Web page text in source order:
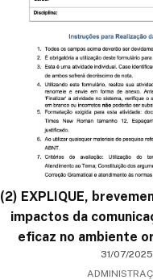
(2) EXPLIQUE,
impactos da
eficaz no ambiente
31/07/2025